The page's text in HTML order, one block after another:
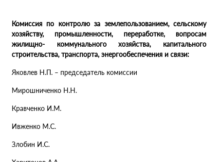
Комиссия по контролю за землепользованием, сельскому
хозяйству, промышленности, переработке, вопросам
жилищно- коммунального хозяйства, капитального
строительства, транспорта, энергообеспечения и связи:
Яковлев Н.П. – председатель комиссии
Мирошниченко Н.Н.
Кравченко И.М.
Ивженко М.С.
Злобин И.С.